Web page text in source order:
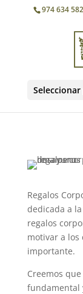
974 634 582
Regalos
dedicada a
regalos
motivar a los
importante.
Creemos
fundamental